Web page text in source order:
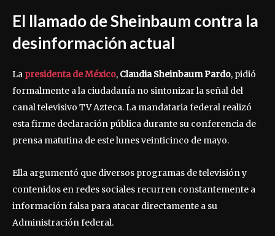
El llamado de Sheinbaum contra la
desinformación actual
La presidenta de México, Claudia Sheinbaum Pardo, pidió
formalmente a la ciudadanía no sintonizar la señal del
canal televisivo TV Azteca. La mandataria federal realizó
esta firme declaración pública durante su conferencia de
prensa matutina de este lunes veinticinco de mayo.
Ella argumentó que diversos programas de televisión y
contenidos en redes sociales recurren constantemente a
información falsa para atacar directamente a su
Administración federal.